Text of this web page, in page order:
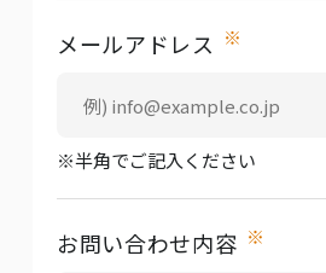
メールアドレス ※
※半角でご記入ください
お問い合わせ内容 ※